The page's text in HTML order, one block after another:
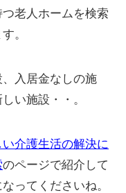
老人ホームを検索
。
入居金なしの施
い施設・・。
介護生活の解決に
のページで紹介して
ってくださいね。